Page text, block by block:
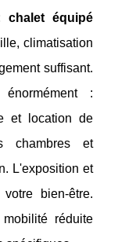
chalet équipé
climatisation
suffisant.
:
et location de
chambres et
L'exposition et
bien-être.
réduite